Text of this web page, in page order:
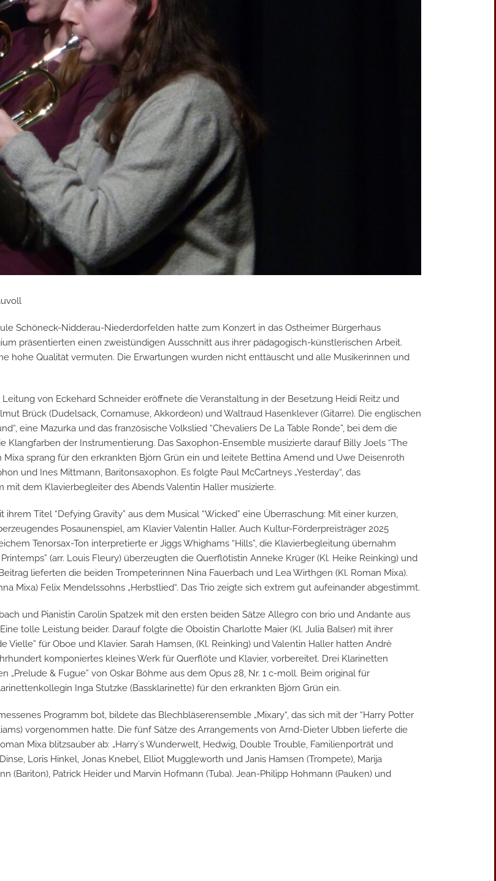
Schöneck-Nidderau-Niederdorfelden hatte zum Konzert in das Ostheimer Bürgerhaus
präsentierten einen zweistündigen Ausschnitt aus ihrer pädagogisch-künstlerischen Arbeit.
hohe Qualität vermuten. Die Erwartungen wurden nicht enttäuscht und alle Musikerinnen und
von Eckehard Schneider eröffnete die Veranstaltung in der Besetzung Heidi Reitz und
Brück (Dudelsack, Cornamuse, Akkordeon) und Waltraud Hasenklever (Gitarre). Die englischen
eine Mazurka und das französische Volkslied “Chevaliers De La Table Ronde”, bei dem die
der Instrumentierung. Das Saxophon-Ensemble musizierte darauf Billy Joels “The
Mixa sprang für den erkrankten Björn Grün ein und leitete Bettina Amend und Uwe Deisenroth
und Ines Mittmann, Baritonsaxophon. Es folgte Paul McCartneys „Yesterday“, das
mit dem Klavierbegleiter des Abends Valentin Haller musizierte.
Titel “Defying Gravity” aus dem Musical “Wicked” eine Überraschung: Mit einer kurzen,
Posaunenspiel, am Klavier Valentin Haller. Auch Kultur-Förderpreisträger 2025
Tenorsax-Ton interpretierte er Jiggs Whighams “Hills”, die Klavierbegleitung übernahm
(arr. Louis Fleury) überzeugten die Querflötistin Anneke Krüger (Kl. Heike Reinking) und
lieferten die beiden Trompeterinnen Nina Fauerbach und Lea Wirthgen (Kl. Roman Mixa).
Mixa) Felix Mendelssohns „Herbstlied“. Das Trio zeigte sich extrem gut aufeinander abgestimmt.
und Pianistin Carolin Spatzek mit den ersten beiden Sätze Allegro con brio und Andante aus
tolle Leistung beider. Darauf folgte die Oboistin Charlotte Maier (Kl. Julia Balser) mit ihrer
Vielle” für Oboe und Klavier. Sarah Hamsen, (Kl. Reinking) und Valentin Haller hatten Andrè
komponiertes kleines Werk für Querflöte und Klavier, vorbereitet. Drei Klarinetten
& Fugue” von Oskar Böhme aus dem Opus 28, Nr. 1 c-moll. Beim original für
Inga Stutzke (Bassklarinette) für den erkrankten Björn Grün ein.
Programm bot, bildete das Blechbläserensemble „Mixary“, das sich mit der “Harry Potter
vorgenommen hatte. Die fünf Sätze des Arrangements von Arnd-Dieter Ubben lieferte die
Mixa blitzsauber ab: „Harry´s Wunderwelt, Hedwig, Double Trouble, Familienporträt und
Loris Hinkel, Jonas Knebel, Elliot Muggleworth und Janis Hamsen (Trompete), Marija
(Bariton), Patrick Heider und Marvin Hofmann (Tuba). Jean-Philipp Hohmann (Pauken) und